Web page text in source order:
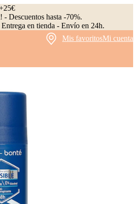
- Descuentos hasta -70%.
en tienda - Envío en 24h.
Mis favoritosMi cuenta